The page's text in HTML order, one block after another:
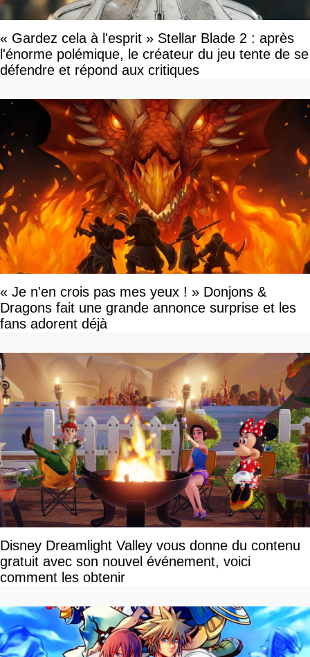
« Gardez cela à l'esprit » Stellar Blade 2 : après
l'énorme polémique, le créateur du jeu tente de se
défendre et répond aux critiques
« Je n'en crois pas mes yeux ! » Donjons &
Dragons fait une grande annonce surprise et les
fans adorent déjà
Disney Dreamlight Valley vous donne du contenu
gratuit avec son nouvel événement, voici
comment les obtenir